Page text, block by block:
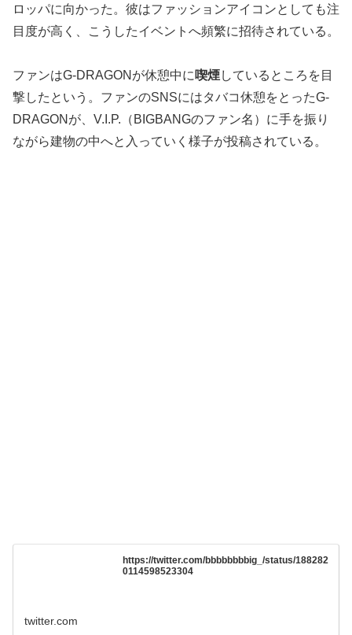
ロッパに向かった。彼はファッションアイコンとしても注
目度が高く、こうしたイベントへ頻繁に招待されている。
ファンはG-DRAGONが休憩中に 喫煙しているところを目
撃したという。ファンのSNSにはタバコ休憩をとったG-
DRAGONが、V.I.P.（BIGBANGのファン名）に手を振り
ながら建物の中へと入っていく様子が投稿されている。
https://twitter.com/bbbbbbbbig_/status/188282
0114598523304
twitter.com